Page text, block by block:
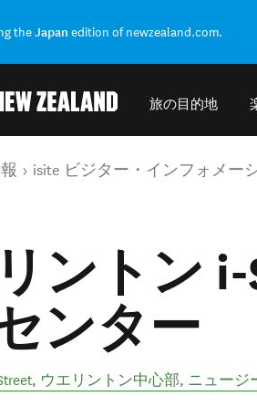
theJapan edition of newzealand.com.
旅の目的地
isite ビジター・インフォメー
ントン i-
ンター
, ウエリントン中心部, ニュージ